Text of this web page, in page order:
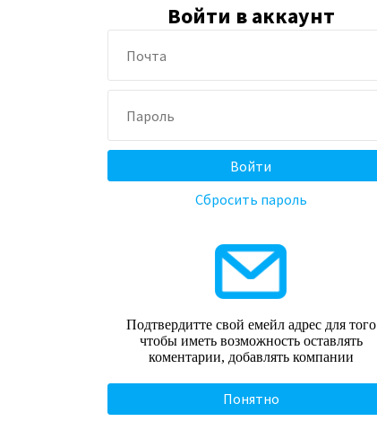
Войти в аккаунт
Сбросить пароль
Подтвердитте свой емейл адрес для того
чтобы иметь возможность оставлять
коментарии, добавлять компании